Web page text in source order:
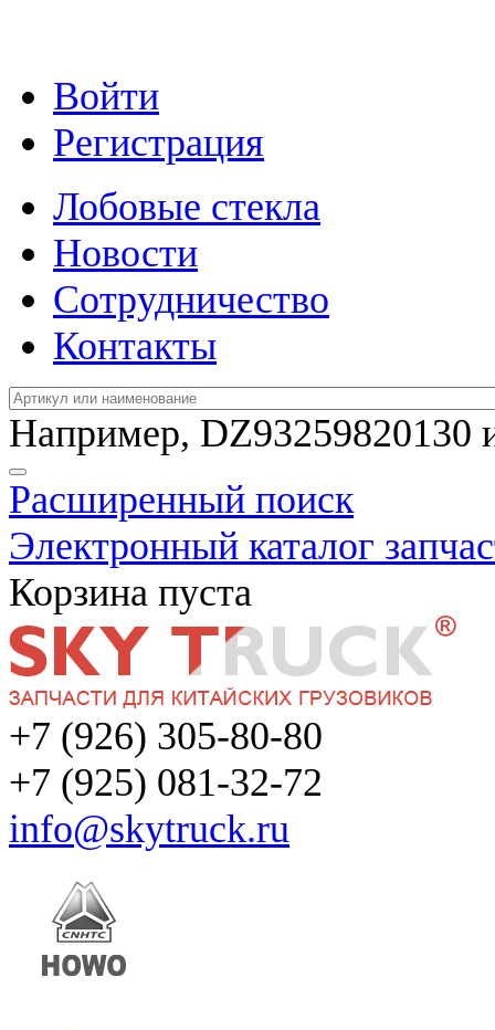
Войти
Регистрация
Лобовые стекла
Новости
Сотрудничество
Контакты
Например, DZ93259820130
Расширенный поиск
Электронный каталог
Корзина пуста
+7 (926) 305-80-80
+7 (925) 081-32-72
info@skytruck.ru